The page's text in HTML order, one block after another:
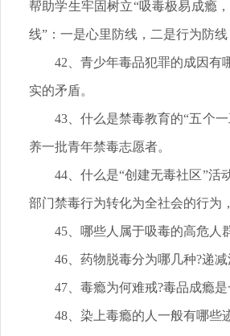
帮助学生牢固树立“吸毒极易成瘾
线”：一是心里防线，二是行为防线
42、青少年毒品犯罪的成因有
实的矛盾。
43、什么是禁毒教育的“五个
养一批青年禁毒志愿者。
44、什么是“创建无毒社区”
部门禁毒行为转化为全社会的行为
45、哪些人属于吸毒的高危人
46、药物脱毒分为哪几种?递
47、毒瘾为何难戒?毒品成瘾
48、染上毒瘾的人一般有哪